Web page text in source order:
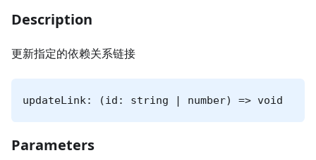
Description
更新指定的依赖关系链接
updateLink: (id: string | number) => void
Parameters